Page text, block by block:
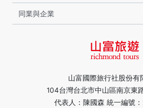
山富國際旅行社股份有
104台灣台北市中山區南京東
代表人：陳國森 統一編號
同業與企業